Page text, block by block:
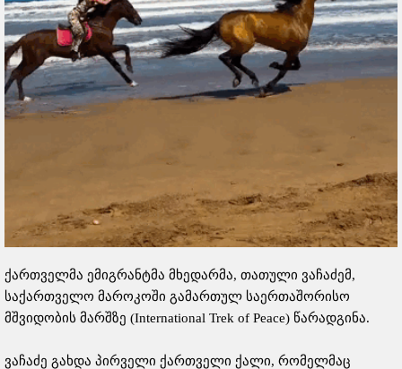
ქართველმა ემიგრანტმა მხედარმა, თათული ვაჩაძემ,
საქართველო მაროკოში გამართულ საერთაშორისო
მშვიდობის მარშზე (International Trek of Peace) წარადგინა.
ვაჩაძე გახდა პირველი ქართველი ქალი, რომელმაც